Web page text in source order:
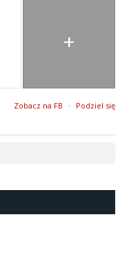
+
Zobacz na FB · Podziel się